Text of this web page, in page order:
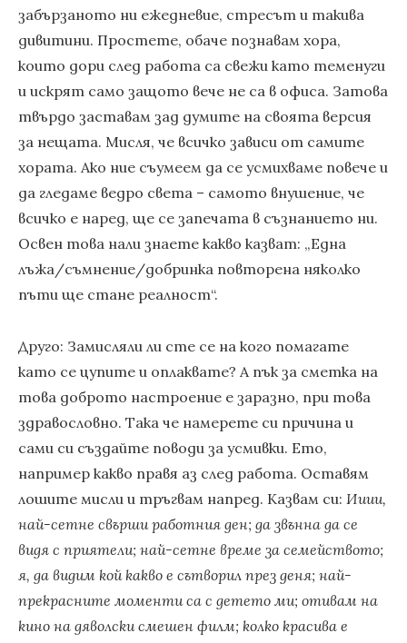
забързаното ни ежедневие, стресът и такива
дивитини. Простете, обаче познавам хора,
които дори след работа са свежи като теменуги
и искрят само защото вече не са в офиса. Затова
твърдо заставам зад думите на своята версия
за нещата. Мисля, че всичко зависи от самите
хората. Ако ние съумеем да се усмихваме повече и
да гледаме ведро света – самото внушение, че
всичко е наред, ще се запечата в съзнанието ни.
Освен това нали знаете какво казват: „Една
лъжа/съмнение/добринка повторена няколко
пъти ще стане реалност“.
Друго: Замисляли ли сте се на кого помагате
като се цупите и оплаквате? А пък за сметка на
това доброто настроение е заразно, при това
здравословно. Така че намерете си причина и
сами си създайте поводи за усмивки. Ето,
например какво правя аз след работа. Оставям
лошите мисли и тръгвам напред. Казвам си: Ииии,
най-сетне свърши работния ден; да звънна да се
видя с приятели; най-сетне време за семейството;
я, да видим кой какво е сътворил през деня; най-
прекрасните моменти са с детето ми; отивам на
кино на дяволски смешен филм; колко красива е